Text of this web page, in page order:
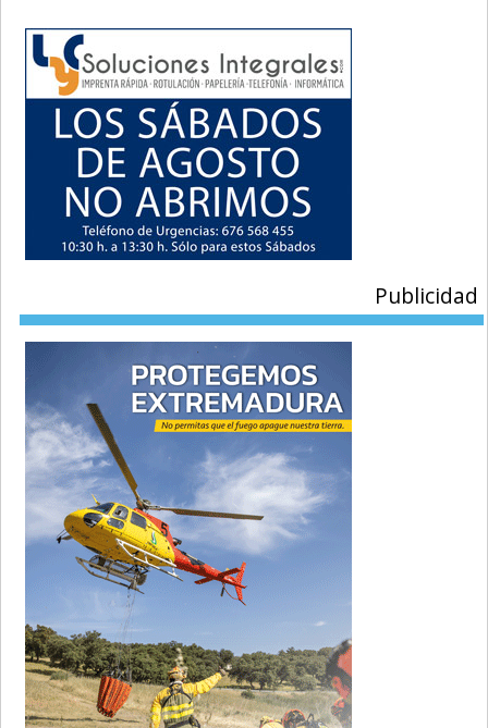
Publicidad